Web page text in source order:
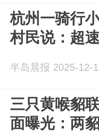
杭州一骑行
村民说：超
半岛晨报 2025-12-
三只黄喉貂
面曝光：两